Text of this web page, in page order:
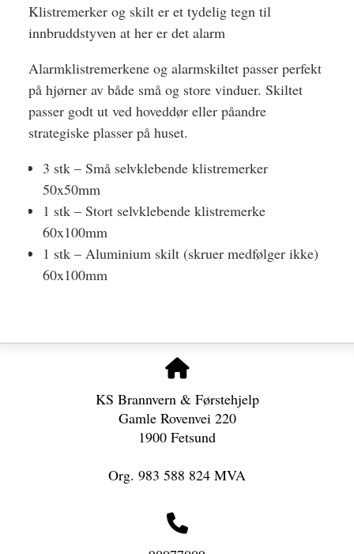
Klistremerker og skilt er et tydelig tegn til
innbruddstyven at her er det alarm
Alarmklistremerkene og alarmskiltet passer perfekt
på hjørner av både små og store vinduer. Skiltet
passer godt ut ved hoveddør eller påandre
strategiske plasser på huset.
3 stk – Små selvklebende klistremerker
50x50mm
1 stk – Stort selvklebende klistremerke
60x100mm
1 stk – Aluminium skilt (skruer medfølger ikke)
60x100mm
KS Brannvern & Førstehjelp
Gamle Rovenvei 220
1900 Fetsund
Org. 983 588 824 MVA